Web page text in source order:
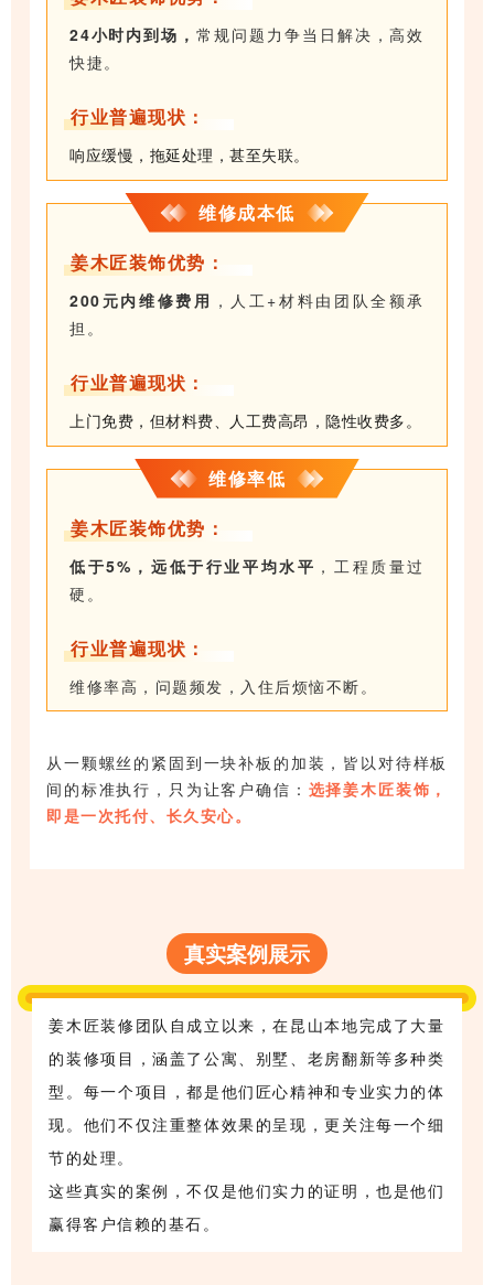
24小时内到场，常规问题力争当日解决，高效
快捷。
行业普遍现状：
响应缓慢，拖延处理，甚至失联。
维修成本低
姜木匠装饰优势：
200元内维修费用 ，人工+材料由团队全额承
担。
行业普遍现状：
上门免费，但材料费、人工费高昂，隐性收费多。
维修率低
姜木匠装饰优势：
低于5%，远低于行业平均水平 ，工程质量过
硬。
行业普遍现状：
维修率高，问题频发，入住后烦恼不断。
从一颗螺丝的紧固到一块补板的加装，皆以对待样板
间的标准执行，只为让客户确信： 选择姜木匠装饰，
即是一次托付、长久安心。
真实案例展示
姜木匠装修团队自成立以来，在昆山本地完成了大量
的装修项目，涵盖了公寓、别墅、老房翻新等多种类
型。每一个项目，都是他们匠心精神和专业实力的体
现。他们不仅注重整体效果的呈现，更关注每一个细
节的处理。
这些真实的案例，不仅是他们实力的证明，也是他们
赢得客户信赖的基石。